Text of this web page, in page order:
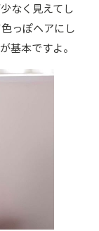
なく見えてし
っぽヘアにし
基本ですよ。